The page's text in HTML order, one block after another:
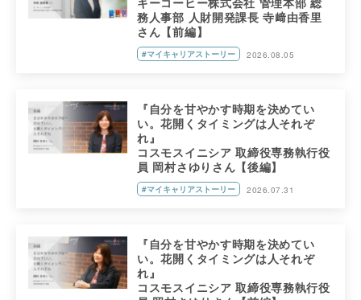
務人事部 人財開発課長 寺﨑由香里
さん【前編】
#マイキャリアストーリー 2026.08.05
『自分を甘やかす時期を決めてい
い。花開くタイミングは人それぞ
れ』
コスモスイニシア 取締役専務執行役
員 岡村さゆりさん【後編】
#マイキャリアストーリー 2026.07.31
『自分を甘やかす時期を決めてい
い。花開くタイミングは人それぞ
れ』
コスモスイニシア 取締役専務執行役